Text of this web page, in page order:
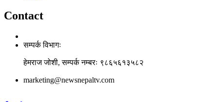
Contact
सम्पर्क विभागः
हेमराज जोशी, सम्पर्क नम्बरः ९८६५६१३५८२
marketing@newsnepaltv.com